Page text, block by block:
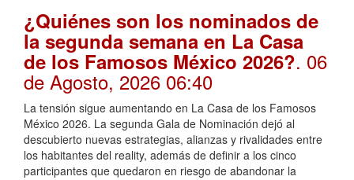
¿Quiénes son los nominados de
la segunda semana en La Casa
de los Famosos México 2026?. 06
de Agosto, 2026 06:40
La tensión sigue aumentando en La Casa de los Famosos
México 2026. La segunda Gala de Nominación dejó al
descubierto nuevas estrategias, alianzas y rivalidades entre
los habitantes del reality, además de definir a los cinco
participantes que quedaron en riesgo de abandonar la